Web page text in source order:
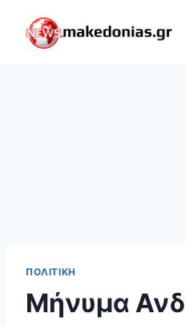
content
ΠΟΛΙΤΙΚΉ
Μήνυμα